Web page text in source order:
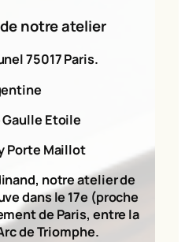
notre atelier
75017 Paris.
Gaulle Etoile
Porte Maillot
notre atelier de
dans le 17e (proche
de Paris, entre la
de Triomphe.